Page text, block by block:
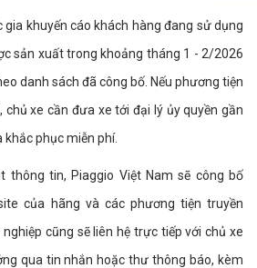
gia khuyến cáo khách hàng đang sử dụng
sản xuất trong khoảng tháng 1 - 2/2026
danh sách đã công bố. Nếu phương tiện
xe cần đưa xe tới đại lý ủy quyền gần
phục miễn phí.
thông tin, Piaggio Việt Nam sẽ công bố
của hãng và các phương tiện truyền
cũng sẽ liên hệ trực tiếp với chủ xe
qua tin nhắn hoặc thư thông báo, kèm